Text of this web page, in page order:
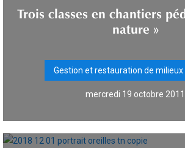
Trois classes en chantiers
nature »
Gestion et restauration de
mercredi 19 octobre 2011